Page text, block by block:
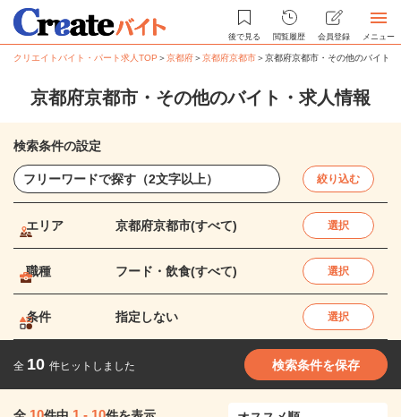
後で見る 閲覧履歴 会員登録 メニュー
クリエイトバイト・パート求人TOP ＞京都府＞京都府京都市＞京都府京都市・その他のバイト
京都府京都市・その他のバイト・求人情報
検索条件の設定
絞り込む
エリア 京都府京都市(すべて) 選択
職種 フード・飲食(すべて) 選択
条件 指定しない 選択
全 10 件ヒットしました 検索条件を保存